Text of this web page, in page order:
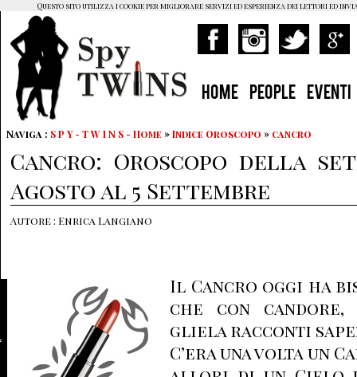
HOME PEOPLE EVENTI
Naviga : S P Y - T W I N S - Home »Indice Oroscopo » cancro
Cancro: Oroscopo della
Agosto al 5 Settembre
Autore : Enrica Langiano
Il Cancro oggi ha
che con
gliela racconti
C’era una volta un
Questo sito utilizza i cookie per migliorare servizi ed esperienza dei lettori ed